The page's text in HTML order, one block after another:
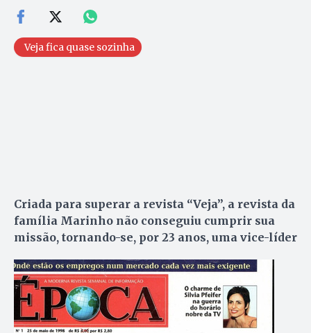
Veja fica quase sozinha
Criada para superar a revista “Veja”, a revista da
família Marinho não conseguiu cumprir sua
missão, tornando-se, por 23 anos, uma vice-líder